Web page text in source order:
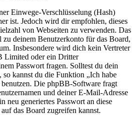
Einwege-Verschlüsselung (Hash)
ist. Jedoch wird dir empfohlen, dieses
von Webseiten zu verwenden. Das
zu deinem Benutzerkonto für das Board,
Insbesondere wird dich kein Vertreter
Limited oder ein Dritter
Passwort fragen. Solltest du dein
so kannst du die Funktion „Ich habe
benutzen. Die phpBB-Software fragt
und deiner E-Mail-Adresse
neu generiertes Passwort an diese
das Board zugreifen kannst.